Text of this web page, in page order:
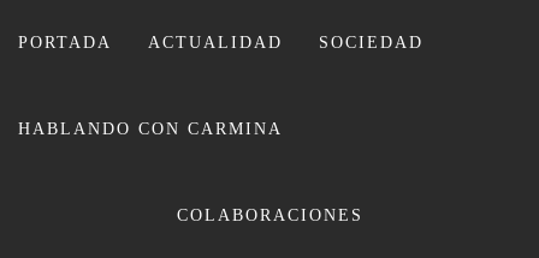
PORTADA ACTUALIDAD SOCIEDAD
HABLANDO CON CARMINA
COLABORACIONES
CARMINA LEIVA